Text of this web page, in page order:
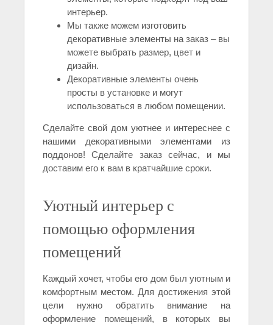
интерьер.
Мы также можем изготовить
декоративные элементы на заказ – вы
можете выбрать размер, цвет и
дизайн.
Декоративные элементы очень
просты в установке и могут
использоваться в любом помещении.
Сделайте свой дом уютнее и интереснее с
нашими декоративными элементами из
поддонов! Сделайте заказ сейчас, и мы
доставим его к вам в кратчайшие сроки.
Уютный интерьер с
помощью оформления
помещений
Каждый хочет, чтобы его дом был уютным и
комфортным местом. Для достижения этой
цели нужно обратить внимание на
оформление помещений, в которых вы